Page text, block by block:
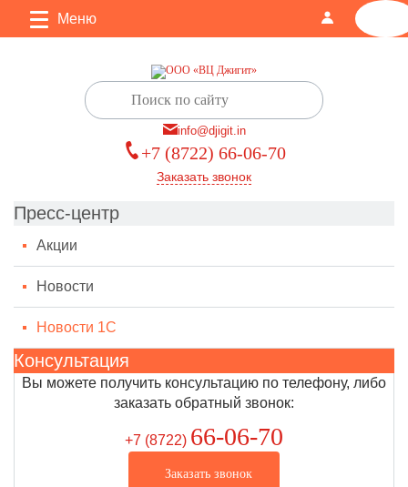
Меню
info@djigit.in
+7 (8722) 66-06-70
Заказать звонок
Пресс-центр
Акции
Новости
Новости 1С
Консультация
Вы можете получить консультацию по телефону, либо
заказать обратный звонок:
+7 (8722) 66-06-70
Заказать звонок